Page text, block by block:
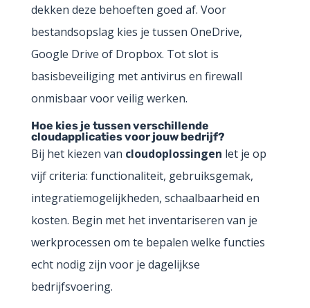
dekken deze behoeften goed af. Voor
bestandsopslag kies je tussen OneDrive,
Google Drive of Dropbox. Tot slot is
basisbeveiliging met antivirus en firewall
onmisbaar voor veilig werken.
Hoe kies je tussen verschillende
cloudapplicaties voor jouw bedrijf?
Bij het kiezen van cloudoplossingen let je op
vijf criteria: functionaliteit, gebruiksgemak,
integratiemogelijkheden, schaalbaarheid en
kosten. Begin met het inventariseren van je
werkprocessen om te bepalen welke functies
echt nodig zijn voor je dagelijkse
bedrijfsvoering.